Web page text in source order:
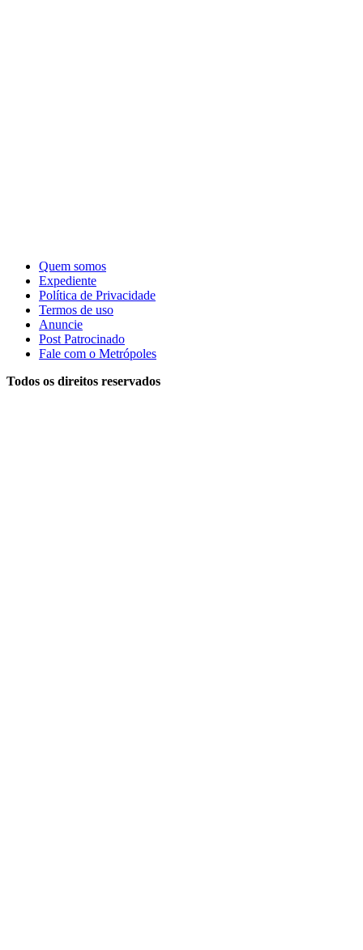
Quem somos
Expediente
Política de Privacidade
Termos de uso
Anuncie
Post Patrocinado
Fale com o Metrópoles
Todos os direitos reservados